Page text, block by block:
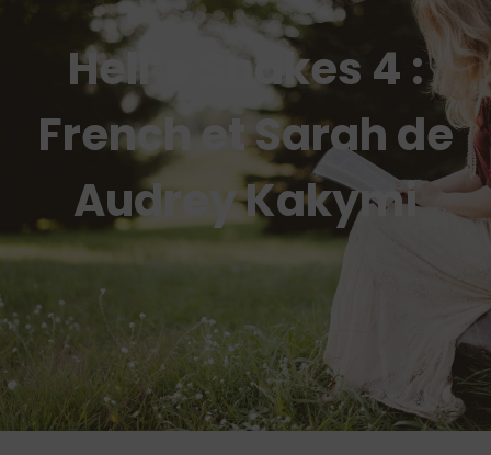
Hell’s Snakes 4 :
French et Sarah de
Audrey Kakymi